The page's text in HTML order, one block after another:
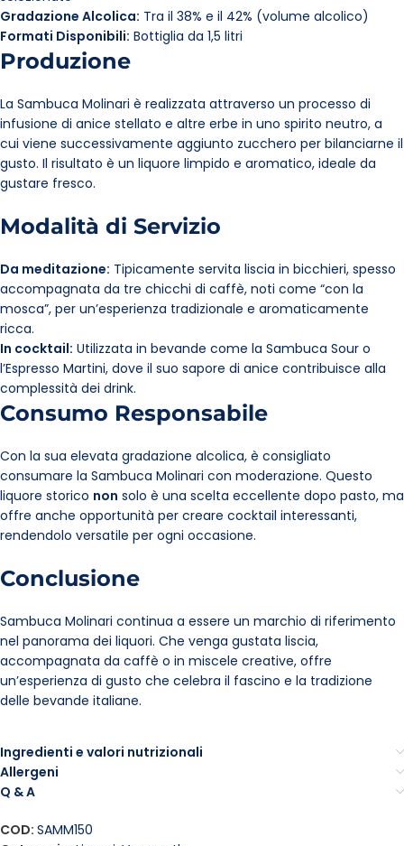
Gradazione Alcolica: Tra il 38% e il 42% (volume alcolico)
Formati Disponibili: Bottiglia da 1,5 litri
Produzione
La Sambuca Molinari è realizzata attraverso un processo di
infusione di anice stellato e altre erbe in uno spirito neutro, a
cui viene successivamente aggiunto zucchero per bilanciarne il
gusto. Il risultato è un liquore limpido e aromatico, ideale da
gustare fresco.
Modalità di Servizio
Da meditazione: Tipicamente servita liscia in bicchieri, spesso
accompagnata da tre chicchi di caffè, noti come “con la
mosca”, per un’esperienza tradizionale e aromaticamente
ricca.
In cocktail: Utilizzata in bevande come la Sambuca Sour o
l’Espresso Martini, dove il suo sapore di anice contribuisce alla
complessità dei drink.
Consumo Responsabile
Con la sua elevata gradazione alcolica, è consigliato
consumare la Sambuca Molinari con moderazione. Questo
liquore storico non solo è una scelta eccellente dopo pasto, ma
offre anche opportunità per creare cocktail interessanti,
rendendolo versatile per ogni occasione.
Conclusione
Sambuca Molinari continua a essere un marchio di riferimento
nel panorama dei liquori. Che venga gustata liscia,
accompagnata da caffè o in miscele creative, offre
un’esperienza di gusto che celebra il fascino e la tradizione
delle bevande italiane.
Ingredienti e valori nutrizionali
Allergeni
Q & A
COD: SAMM150